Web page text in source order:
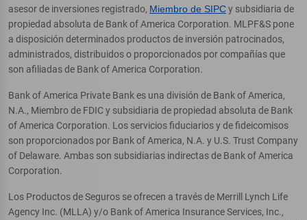
asesor de inversiones registrado, Miembro de SIPCy subsidiaria de
propiedad absoluta de Bank of America Corporation. MLPF&S pone
a disposición determinados productos de inversión patrocinados,
administrados, distribuidos o proporcionados por compañías que
son afiliadas de Bank of America Corporation.
Bank of America Private Bank es una división de Bank of America,
N.A., Miembro de FDIC y subsidiaria de propiedad absoluta de Bank
of America Corporation. Los servicios fiduciarios y de fideicomisos
son proporcionados por Bank of America, N.A. y U.S. Trust Company
of Delaware. Ambas son subsidiarias indirectas de Bank of America
Corporation.
Los Productos de Seguros se ofrecen a través de Merrill Lynch Life
Agency Inc. (MLLA) y/o Bank of America Insurance Services, Inc.,